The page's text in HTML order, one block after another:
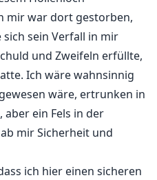
mir war dort gestorben,
sein Verfall in mir
und Zweifeln erfüllte,
Ich wäre wahnsinnig
wäre, ertrunken in
aber ein Fels in der
mir Sicherheit und
ich hier einen sicheren